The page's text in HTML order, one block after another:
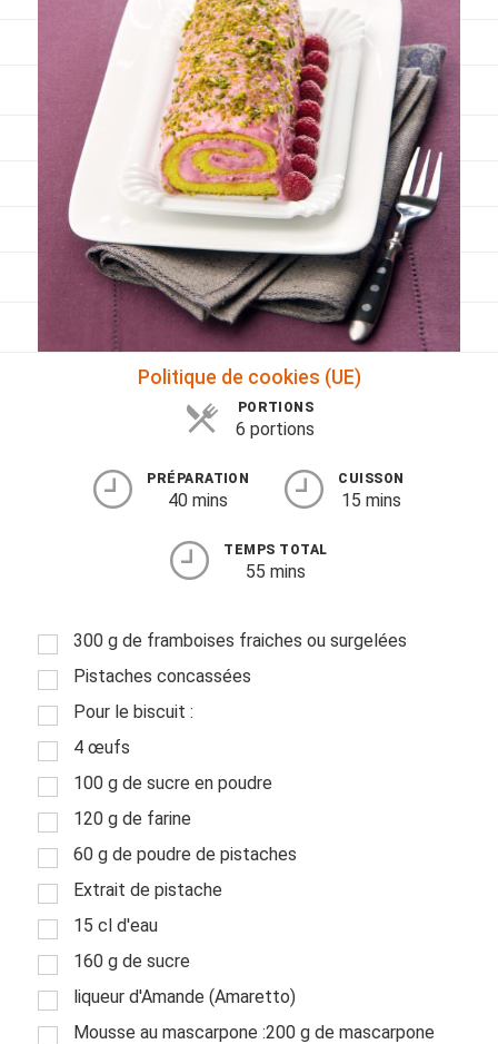
Viandes
Pratique
Mesures conversions
Lexique des différents termes de cuisine
Service du vin
Contact
Mes livres
Politique de cookies (UE)
PORTIONS
6 portions
PRÉPARATION
40 mins
CUISSON
15 mins
TEMPS TOTAL
55 mins
300 g de framboises fraiches ou surgelées
Pistaches concassées
Pour le biscuit :
4 œufs
100 g de sucre en poudre
120 g de farine
60 g de poudre de pistaches
Extrait de pistache
15 cl d'eau
160 g de sucre
liqueur d'Amande (Amaretto)
Mousse au mascarpone :200 g de mascarpone